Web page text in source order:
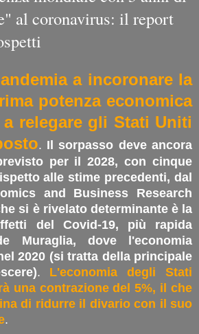
al coronavirus: il report
a incoronare la
potenza economica
relegare gli Stati Uniti
. Il sorpasso deve ancora
per il 2028, con cinque
alle stime precedenti, dal
and Business Research
si è rivelato determinante è la
del Covid-19, più rapida
Muraglia, dove l'economia
2020 (si tratta della principale
. L'economia degli Stati
una contrazione del 5%, il che
di ridurre il divario con il suo
.